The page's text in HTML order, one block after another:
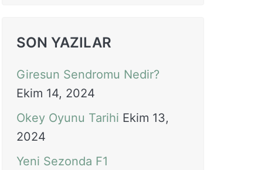
SON YAZILAR
Giresun Sendromu Nedir?
Ekim 14, 2024
Okey Oyunu Tarihi Ekim 13,
2024
Yeni Sezonda F1